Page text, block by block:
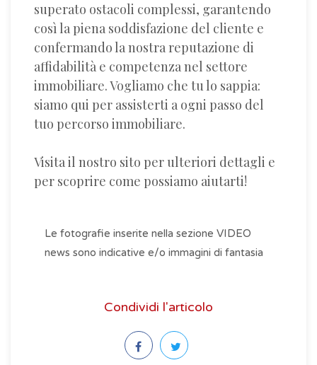
superato ostacoli complessi, garantendo
così la piena soddisfazione del cliente e
confermando la nostra reputazione di
affidabilità e competenza nel settore
immobiliare. Vogliamo che tu lo sappia:
siamo qui per assisterti a ogni passo del
tuo percorso immobiliare.
Visita il nostro sito per ulteriori dettagli e
per scoprire come possiamo aiutarti!
Le fotografie inserite nella sezione VIDEO
news sono indicative e/o immagini di fantasia
Condividi l'articolo